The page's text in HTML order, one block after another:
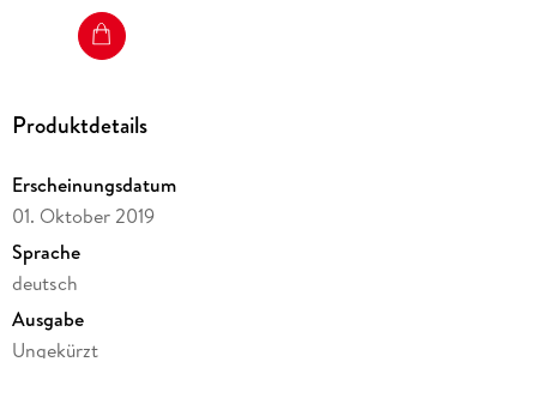
Produktdetails
Erscheinungsdatum
01. Oktober 2019
Sprache
deutsch
Ausgabe
Ungekürzt